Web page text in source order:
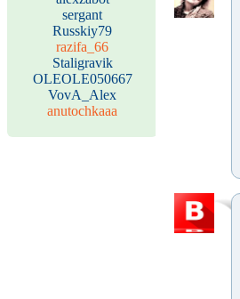
sergant
Russkiy79
razifa_66
Staligravik
OLEOLE050667
VovA_Alex
anutochkaaa